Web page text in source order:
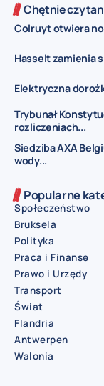
Chętnie
Colruyt otwiera
Hasselt zamienia
Elektryczna
Trybunał
rozliczeniach...
Siedziba AXA
wody...
Popularne
Społeczeństwo
Bruksela
Polityka
Praca i Finanse
Prawo i Urzędy
Transport
Świat
Flandria
Antwerpen
Walonia